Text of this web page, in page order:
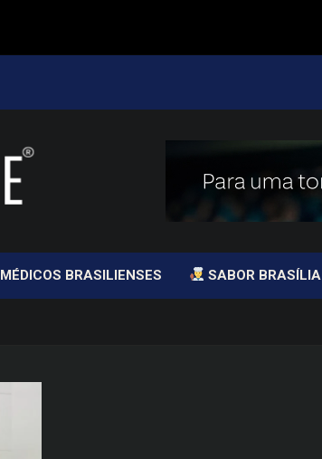
MÉDICOS BRASILIENSES SABOR BRASÍLIA